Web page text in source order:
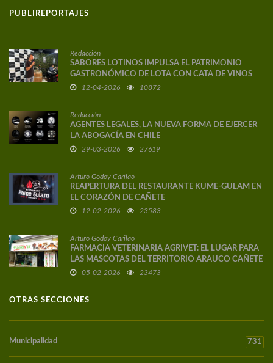
PUBLIREPORTAJES
Redacción
SABORES LOTINOS IMPULSA EL PATRIMONIO
GASTRONÓMICO DE LOTA CON CATA DE VINOS
DE AUTOR
12-04-2026 10872
Redacción
AGENTES LEGALES, LA NUEVA FORMA DE EJERCER
LA ABOGACÍA EN CHILE
29-03-2026 27619
Arturo Godoy Carilao
REAPERTURA DEL RESTAURANTE KUME-GULAM EN
EL CORAZÓN DE CAÑETE
12-02-2026 23583
Arturo Godoy Carilao
FARMACIA VETERINARIA AGRIVET: EL LUGAR PARA
LAS MASCOTAS DEL TERRITORIO ARAUCO CAÑETE
05-02-2026 23473
OTRAS SECCIONES
Municipalidad 731